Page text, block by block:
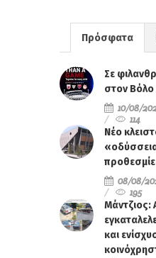
Πρόσφατα
Σε
στον Βόλο
10/08/
114
Νέο
08/08/
195
Μάντζιος:
και